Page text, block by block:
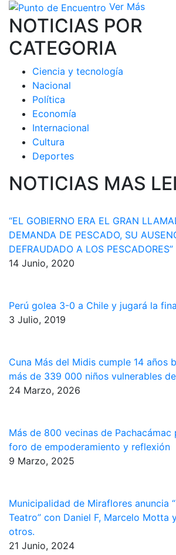
Ver Más
NOTICIAS POR
CATEGORIA
Ciencia y tecnología
Nacional
Política
Economía
Internacional
Cultura
Deportes
NOTICIAS MAS
“EL GOBIERNO ERA EL GRAN
DEMANDA DE PESCADO, SU
DEFRAUDADO A LOS PESCADORES”
14 Junio, 2020
Perú golea 3-0 a Chile y jugará la
3 Julio, 2019
Cuna Más del Midis cumple 14 años
más de 339 000 niños vulnerables
24 Marzo, 2026
Más de 800 vecinas de
foro de empoderamiento y reflexión
9 Marzo, 2025
Municipalidad de Miraflores anuncia
Teatro” con Daniel F, Marcelo Motta
otros.
21 Junio, 2024